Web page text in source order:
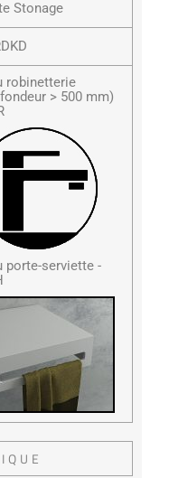
Stonage
robinetterie
> 500 mm)
porte-serviette -